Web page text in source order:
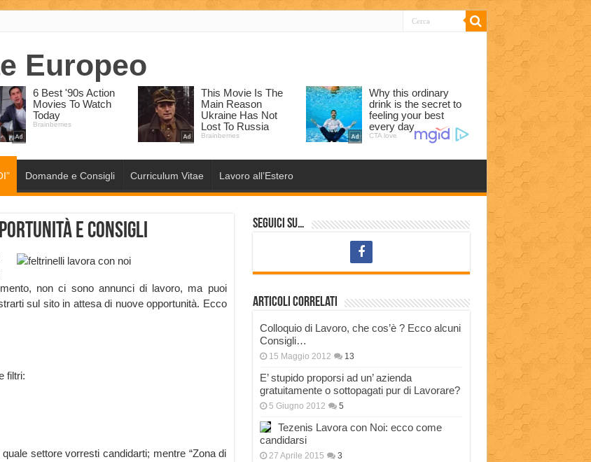
Domande e Consigli Curriculum Vitae Lavoro all’Estero
e consigli
non ci sono annunci di lavoro, ma puoi
sul sito in attesa di nuove opportunità. Ecco
filtri:
settore vorresti candidarti; mentre “Zona di
Seguici su…
Articoli correlati
Colloquio di Lavoro, che cos’è ? Ecco alcuni
Consigli…
15 Maggio 2012 13
E’ stupido proporsi ad un’ azienda
gratuitamente o sottopagati pur di Lavorare?
5 Giugno 2012 5
Tezenis Lavora con Noi: ecco come
candidarsi
27 Aprile 2015 3